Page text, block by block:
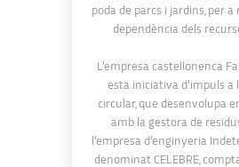
poda de parcs i jardins, per a
dependència dels
L’empresa castellonenca
esta iniciativa d’impuls a
circular, que desenvolupa
amb la gestora de
l’empresa d’enginyeria
denominat CELEBRE,